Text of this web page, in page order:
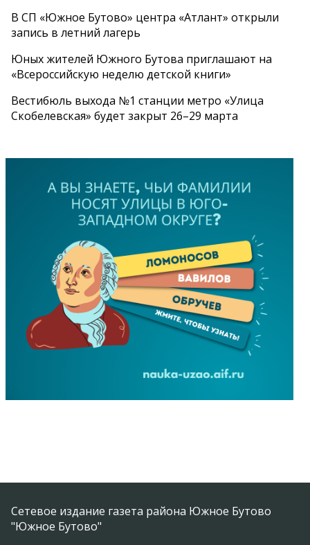
В СП «Южное Бутово» центра «Атлант» открыли
запись в летний лагерь
Юных жителей Южного Бутова приглашают на
«Всероссийскую неделю детской книги»
Вестибюль выхода №1 станции метро «Улица
Скобелевская» будет закрыт 26–29 марта
Сетевое издание газета района Южное Бутово
"Южное Бутово"